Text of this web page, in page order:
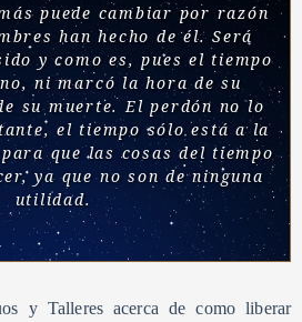
puede cambiar por razón
han hecho de él.Será
y como es, pues el tiempo
ni marcó la hora de su
su muerte. El perdón no lo
el tiempo sólo está a la
para que las cosas del tiempo
ya que no son de ninguna
utilidad.
y Talleres acerca de como liberar